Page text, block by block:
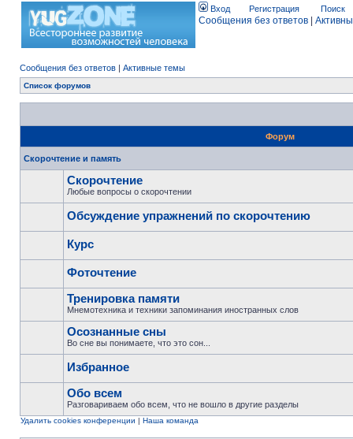
Вход Регистрация Поиск
Сообщения без ответов
Сообщения без ответов | Активные темы
Список форумов
Форум
Скорочтение и память
Скорочтение
Любые вопросы о скорочтении
Обсуждение упражнений по скорочтению
Курс
Фоточтение
Тренировка памяти
Мнемотехника и техники запоминания иностранных слов
Осознанные сны
Во сне вы понимаете, что это сон...
Избранное
Обо всем
Разговариваем обо всем, что не вошло в другие разделы
Удалить cookies конференции | Наша команда